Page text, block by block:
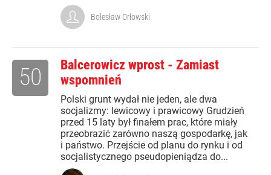
Bolesław Orłowski
Balcerowicz wprost - Zamiast
wspomnień
Polski grunt wydał nie jeden, ale dwa
socjalizmy: lewicowy i prawicowy Grudzień
przed 15 laty był finałem prac, które miały
przeobrazić zarówno naszą gospodarkę, jak
i państwo. Przejście od planu do rynku i od
socjalistycznego pseudopieniądza do...
50